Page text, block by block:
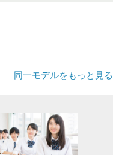
同一モデルをもっと見る